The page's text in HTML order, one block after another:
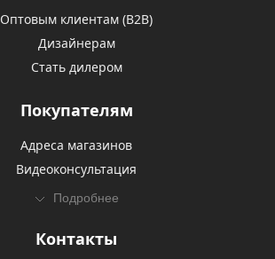
Оптовым клиентам (В2В)
Дизайнерам
Стать дилером
Покупателям
Адреса магазинов
Видеоконсультация
Подробнее
Контакты